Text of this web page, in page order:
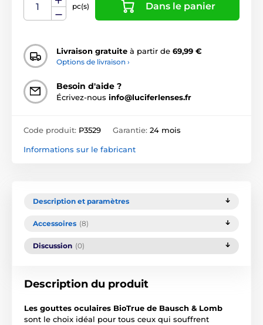
pc(s) Dans le panier
Livraison gratuite à partir de 69,99 €
Options de livraison ›
Besoin d'aide ?
Écrivez-nous info@luciferlenses.fr
Code produit: P3529 Garantie: 24 mois
Informations sur le fabricant
Description et paramètres
Accessoires (8)
Discussion (0)
Description du produit
Les gouttes oculaires BioTrue de Bausch & Lomb
sont le choix idéal pour tous ceux qui souffrent